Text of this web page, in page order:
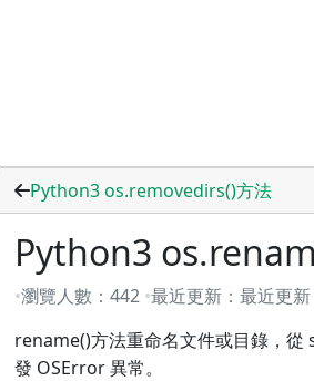
Python3 os.removedirs()方法
Python3
瀏覽人數： 442 最近更新： 最近更新
rename()方法重命名文件或目錄，從
發 OSError 異常。